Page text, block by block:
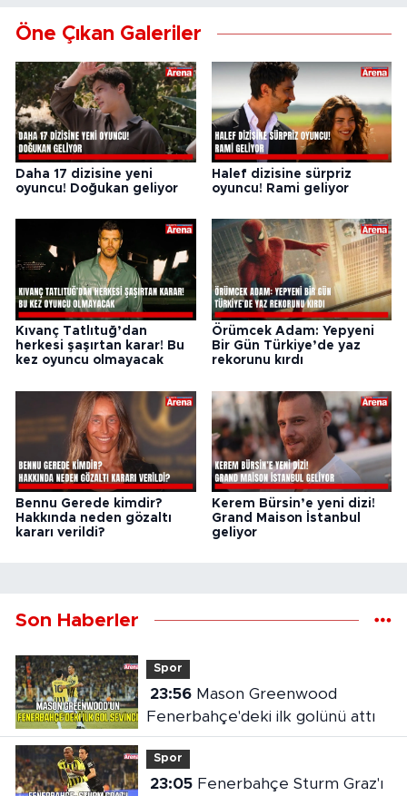
Öne Çıkan Galeriler
Daha 17 dizisine yeni
oyuncu! Doğukan geliyor
Halef dizisine sürpriz
oyuncu! Rami geliyor
Kıvanç Tatlıtuğ’dan
herkesi şaşırtan karar! Bu
kez oyuncu olmayacak
Örümcek Adam: Yepyeni
Bir Gün Türkiye’de yaz
rekorunu kırdı
Bennu Gerede kimdir?
Hakkında neden gözaltı
kararı verildi?
Kerem Bürsin’e yeni dizi!
Grand Maison İstanbul
geliyor
Son Haberler
Spor
23:56Mason Greenwood
Fenerbahçe'deki ilk golünü attı
Spor
23:05Fenerbahçe Sturm Graz'ı